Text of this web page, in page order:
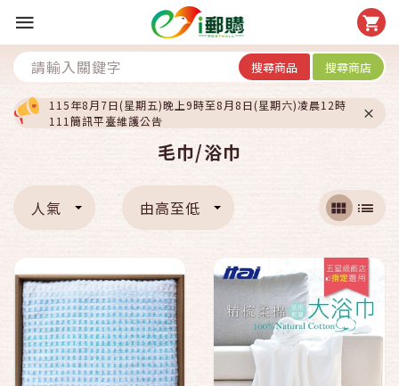
搜尋商品 搜尋商店
115年8月7日(星期五)晚上9時至8月8日(星期六)凌晨12時
111簡訊平臺維護公告
毛巾/浴巾
人氣 由高至低